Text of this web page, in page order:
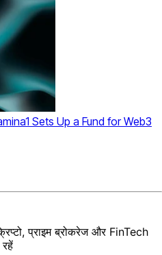
Sets Up a Fund for Web3
प्राइम ब्रोकरेज और FinTech
रहें